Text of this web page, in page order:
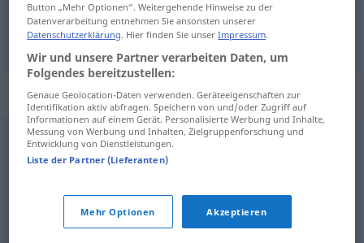
tym desto
Beispielsätze für "desto"
… destoodumso…
…, tym …
, destobesser
wcześniej, tymlepiej
Button „Mehr Optionen“. Weitergehende Hinweise zu der
Datenverarbeitung entnehmen Sie ansonsten unserer
Datenschutzerklärung. Hier finden Sie unserImpressum.
Wir und unsere Partner verarbeiten Daten, um
Folgendes bereitzustellen:
Genaue Geolocation-Daten verwenden. Geräteeigenschaften zur
Identifikation aktiv abfragen. Speichern von und/oder Zugriff auf
Informationen auf einem Gerät. Personalisierte Werbung und Inhalte,
Messung von Werbung und Inhalten, Zielgruppenforschung und
Entwicklung von Dienstleistungen.
Liste der Partner (Lieferanten)
Mehr Optionen Akzeptieren